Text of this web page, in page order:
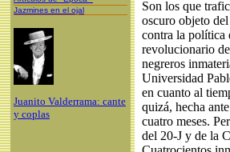
Jazmines en el ojal
Juanito Valderrama: cante
y coplas
Son los que
oscuro objeto
contra la política
revolucionario
negreros
Universidad
en cuanto al
quizá, hecha
cuatro meses.
del 20-J y de la